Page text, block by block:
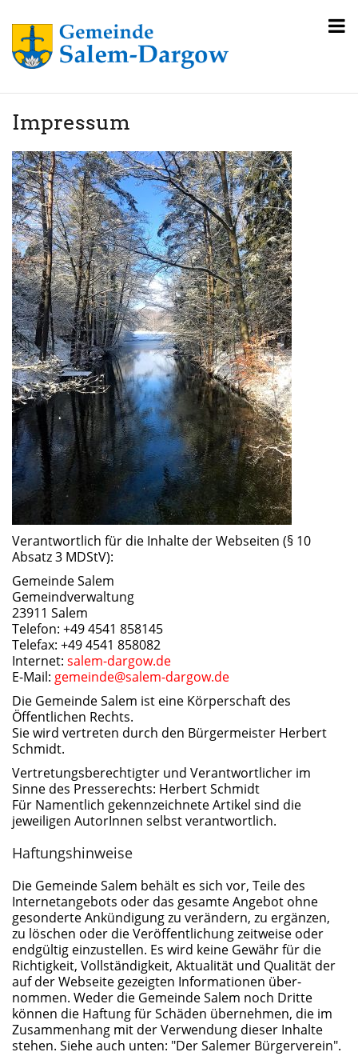
Impressum
Verantwortlich für die Inhalte der Webseiten (§ 10
Absatz 3 MDStV):
Gemeinde Salem
Gemeindverwaltung
23911 Salem
Telefon: +49 4541 858145
Telefax: +49 4541 858082
Internet: salem-dargow.de
E-Mail: gemeinde@salem-dargow.de
Die Gemeinde Salem ist eine Körperschaft des
Öffentlichen Rechts.
Sie wird vertreten durch den Bürgermeister Herbert
Schmidt.
Vertretungsberechtigter und Verantwortlicher im
Sinne des Presserechts: Herbert Schmidt
Für Namentlich gekennzeichnete Artikel sind die
jeweiligen AutorInnen selbst verantwortlich.
Haftungshinweise
Die Gemeinde Salem behält es sich vor, Teile des
Internetangebots oder das gesamte Angebot ohne
gesonderte Ankündigung zu verändern, zu ergänzen,
zu löschen oder die Veröffentlichung zeitweise oder
endgültig einzustellen. Es wird keine Gewähr für die
Richtigkeit, Vollständigkeit, Aktualität und Qualität der
auf der Webseite gezeigten Informationen über-
nommen. Weder die Gemeinde Salem noch Dritte
können die Haftung für Schäden übernehmen, die im
Zusammenhang mit der Verwendung dieser Inhalte
stehen. Siehe auch unten: "Der Salemer Bürgerverein".